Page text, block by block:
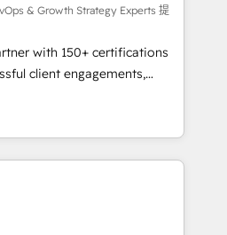
training, unmatched
support, we equip
systems with confidence
data-driven approach to
& Growth Strategy Experts 提
with 150+ certifications
client engagements,
From onboarding to
our in-house team
that drive long-term
automation setup •
and data cleanups •